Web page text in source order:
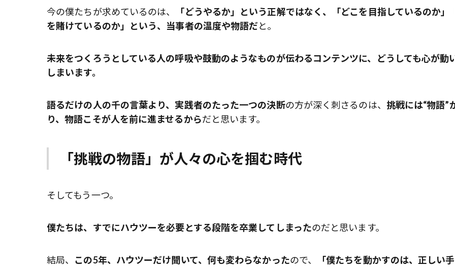
今の僕たちが求めているのは、
「どうやるか」という正解ではなく、「どこを目指しているのか」
を賭けているのか」という、当事者の温度や物語だと。
未来をつくろうとしている人の呼吸や鼓動のようなものが伝わるコンテンツに、どうしても心が動
しまいます。
語るだけの人の千の言葉より、実践者のたった一つの決断の方が深く刺さるのは、 挑戦には“物語”
り、物語こそが人を前に進ませるからだと思います。
「挑戦の物語」が人々の心を掴む時代
そしてもう一つ。
僕たちは、すでにハウツーを必要とする段階を卒業してしまったのだと思います。
結局、 この5年、ハウツーだけ聞いて、何も変わらなかったので、
「僕たちを動かすのは、正しい